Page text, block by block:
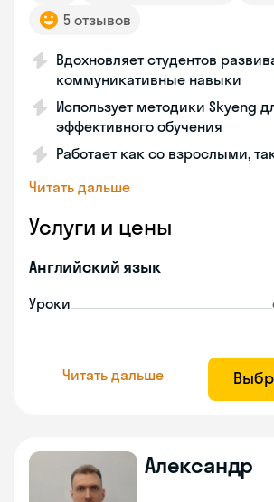
5 отзывов
Вдохновляет студентов
коммуникативные навыки
Использует методики Skyeng
эффективного обучения
Работает как со взрослыми,
Читать дальше
Услуги и цены
Английский язык
Уроки
Читать дальше
Александр